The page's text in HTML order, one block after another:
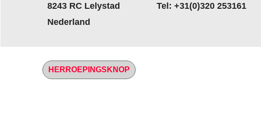
8243 RC Lelystad
Nederland
Tel: +31(0)320 253161
HERROEPINGSKNOP